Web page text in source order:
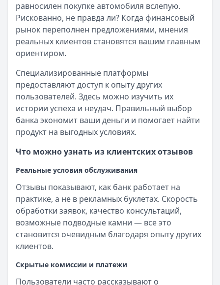
равносилен покупке автомобиля вслепую.
Рискованно, не правда ли? Когда финансовый
рынок переполнен предложениями, мнения
реальных клиентов становятся вашим главным
ориентиром.
Специализированные платформы
предоставляют доступ к опыту других
пользователей. Здесь можно изучить их
истории успеха и неудач. Правильный выбор
банка экономит ваши деньги и помогает найти
продукт на выгодных условиях.
Что можно узнать из клиентских отзывов
Реальные условия обслуживания
Отзывы показывают, как банк работает на
практике, а не в рекламных буклетах. Скорость
обработки заявок, качество консультаций,
возможные подводные камни — все это
становится очевидным благодаря опыту других
клиентов.
Скрытые комиссии и платежи
Пользователи часто рассказывают о